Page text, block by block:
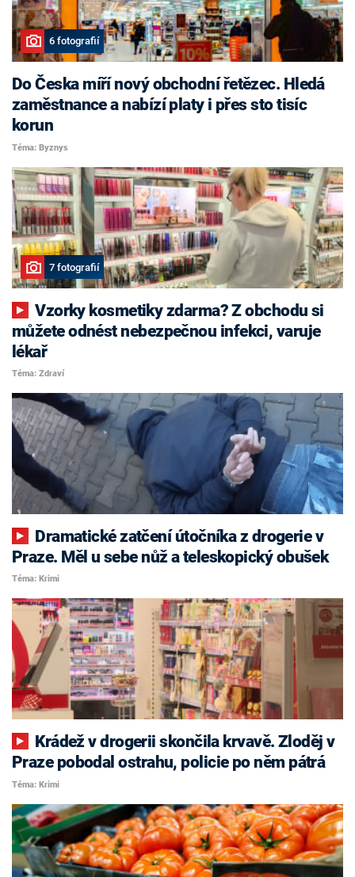
6 fotografií
Do Česka míří nový obchodní řetězec. Hledá
zaměstnance a nabízí platy i přes sto tisíc
korun
Téma: Byznys
7 fotografií
Vzorky kosmetiky zdarma? Z obchodu si
můžete odnést nebezpečnou infekci, varuje
lékař
Téma: Zdraví
Praze. Měl u sebe nůž a teleskopický obušek
Téma: Krimi
Praze pobodal ostrahu, policie po něm pátrá
Téma: Krimi